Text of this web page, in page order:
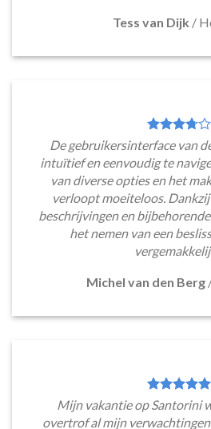
Tess van Dijk /
De gebruikersinterface van
intuïtief en eenvoudig te
van diverse opties en het
verloopt moeiteloos.
beschrijvingen en
het nemen van een
Michel van den Berg
Mijn vakantie op Santorini
overtrof al mijn